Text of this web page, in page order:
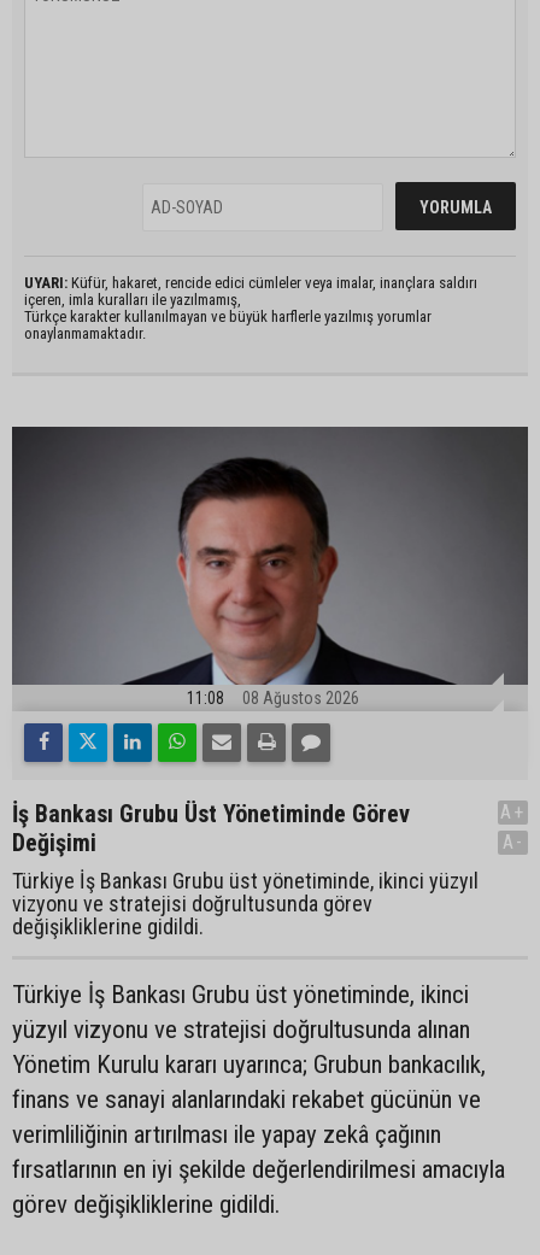
UYARI: Küfür, hakaret, rencide edici cümleler veya imalar, inançlara saldırı
içeren, imla kuralları ile yazılmamış,
Türkçe karakter kullanılmayan ve büyük harflerle yazılmış yorumlar
onaylanmamaktadır.
11:08 08 Ağustos 2026
İş Bankası Grubu Üst Yönetiminde Görev
Değişimi
Türkiye İş Bankası Grubu üst yönetiminde, ikinci yüzyıl
vizyonu ve stratejisi doğrultusunda görev
değişikliklerine gidildi.
A+
A-
Türkiye İş Bankası Grubu üst yönetiminde, ikinci
yüzyıl vizyonu ve stratejisi doğrultusunda alınan
Yönetim Kurulu kararı uyarınca; Grubun bankacılık,
finans ve sanayi alanlarındaki rekabet gücünün ve
verimliliğinin artırılması ile yapay zekâ çağının
fırsatlarının en iyi şekilde değerlendirilmesi amacıyla
görev değişikliklerine gidildi.